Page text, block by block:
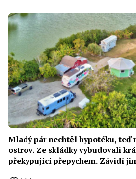
Mladý pár nechtěl hypotéku, teď
ostrov. Ze skládky vybudovali
překypující přepychem. Závidí